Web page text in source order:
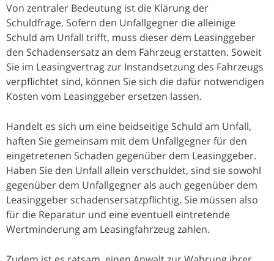
Von zentraler Bedeutung ist die Klärung der
Schuldfrage. Sofern den Unfallgegner die alleinige
Schuld am Unfall trifft, muss dieser dem Leasinggeber
den Schadensersatz an dem Fahrzeug erstatten. Soweit
Sie im Leasingvertrag zur Instandsetzung des Fahrzeugs
verpflichtet sind, können Sie sich die dafür notwendigen
Kosten vom Leasinggeber ersetzen lassen.
Handelt es sich um eine beidseitige Schuld am Unfall,
haften Sie gemeinsam mit dem Unfallgegner für den
eingetretenen Schaden gegenüber dem Leasinggeber.
Haben Sie den Unfall allein verschuldet, sind sie sowohl
gegenüber dem Unfallgegner als auch gegenüber dem
Leasinggeber schadensersatzpflichtig. Sie müssen also
für die Reparatur und eine eventuell eintretende
Wertminderung am Leasingfahrzeug zahlen.